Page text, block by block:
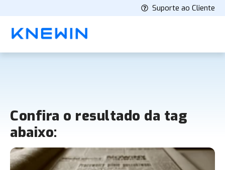
Suporte ao Cliente
Confira o resultado da tag
abaixo: